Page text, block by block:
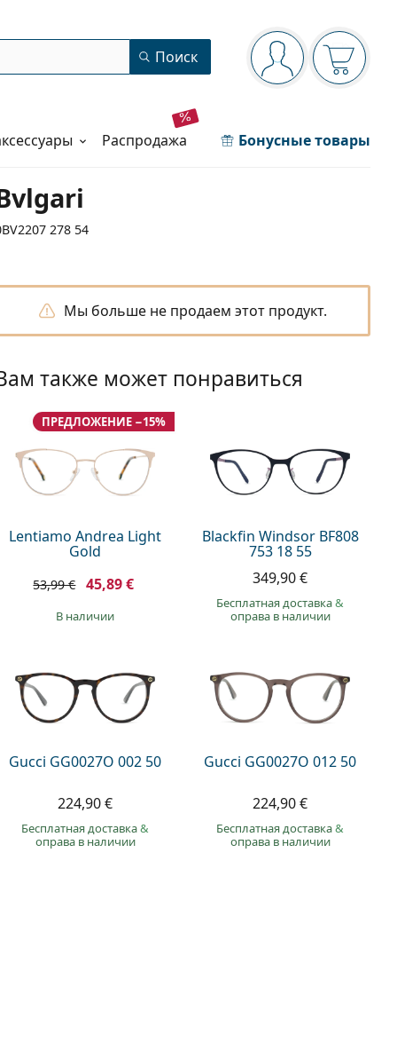
Панель навигации
Вы вошли вВаша
Поиск
распродажа Бонусные товары
278 54
Мы больше не продаем этот продукт.
также может понравиться
Lentiamo Andrea Light
Gold
ПРЕДЛОЖЕНИЕ −15%
53,99 € 45,89 €
в наличии
Blackfin Windsor BF808
753 18 55
349,90 €
Бесплатная доставка&
оправа в наличии
Gucci GG0027O 002 50
224,90 €
Бесплатная доставка&
оправа в наличии
Gucci GG0027O 012 50
224,90 €
Бесплатная доставка&
оправа в наличии